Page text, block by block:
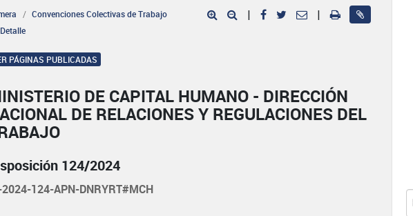
Convenciones Colectivas de Trabajo
Detalle
| |
PÁGINAS PUBLICADAS
DE CAPITAL HUMANO - DIRECCIÓN
DE RELACIONES Y REGULACIONES DEL
124/2024
124-APN-DNRYRT#MCH